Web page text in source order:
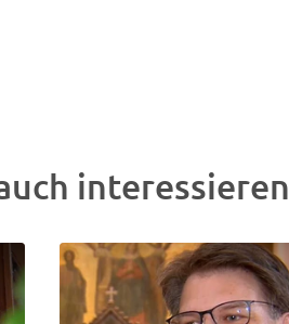
interessieren